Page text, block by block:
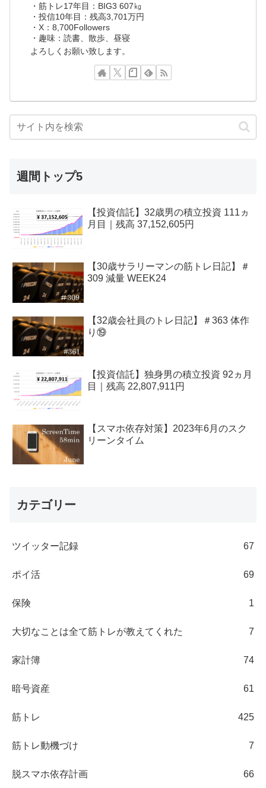
・筋トレ17年目：BIG3 607㎏
・投信10年目：残高3,701万円
・X：8,700Followers
・趣味：読書、散歩、昼寝
よろしくお願い致します。
週間トップ5
【投資信託】32歳男の積立投資 111ヵ
月目｜残高 37,152,605円
【30歳サラリーマンの筋トレ日記】＃
309 減量 WEEK24
【32歳会社員のトレ日記】＃363 体作
り⑲
【投資信託】独身男の積立投資 92ヵ月
目｜残高 22,807,911円
【スマホ依存対策】2023年6月のスク
リーンタイム
カテゴリー
ツイッター記録 67
ポイ活 69
保険 1
大切なことは全て筋トレが教えてくれた 7
家計簿 74
暗号資産 61
筋トレ 425
筋トレ動機づけ 7
脱スマホ依存計画 66